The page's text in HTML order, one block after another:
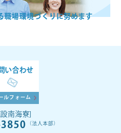
職場環境づくりに努めます
い合わせ
ルフォーム
南海寮]
（法人本部）